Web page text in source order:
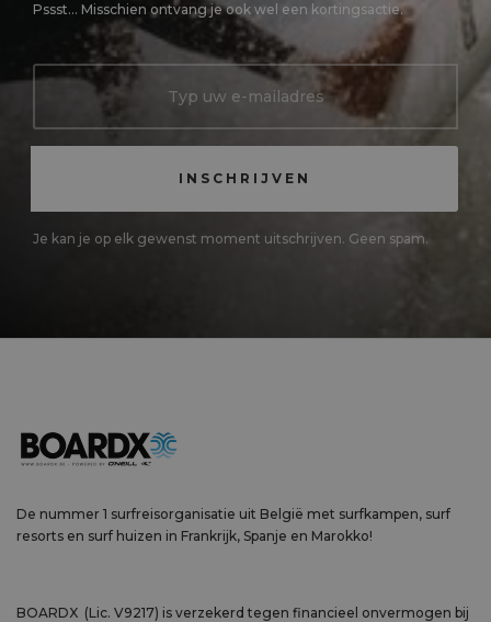
Pssst... Misschien ontvang je ook wel een kortingsactie.
Je kan je op elk gewenst moment uitschrijven. Geen spam.
De nummer 1 surfreisorganisatie uit België met surfkampen, surf
resorts en surf huizen in Frankrijk, Spanje en Marokko!
BOARDX (Lic. V9217) is verzekerd tegen financieel onvermogen bij